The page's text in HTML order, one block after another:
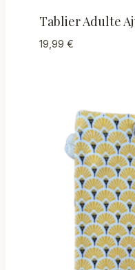
Tablier Adulte
19,99 €